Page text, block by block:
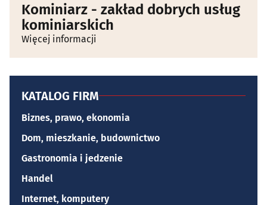
Kominiarz - zakład dobrych usług
kominiarskich
Więcej informacji
KATALOG FIRM
Biznes, prawo, ekonomia
Dom, mieszkanie, budownictwo
Gastronomia i jedzenie
Handel
Internet, komputery